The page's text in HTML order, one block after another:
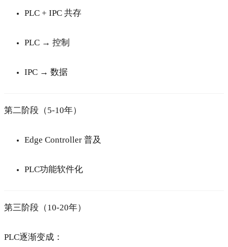
PLC + IPC 共存
PLC → 控制
IPC → 数据
第二阶段（5-10年）
Edge Controller 普及
PLC功能软件化
第三阶段（10-20年）
PLC逐渐变成：